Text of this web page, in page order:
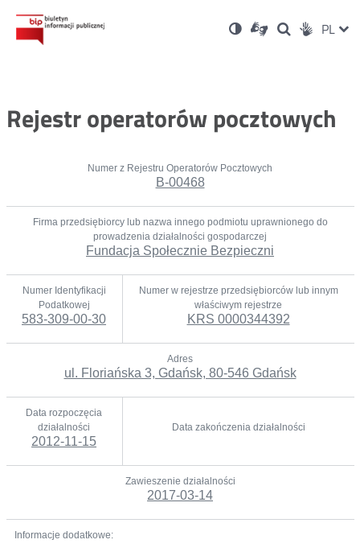
Ustawienia
Wersja
kontrastowa
Dla
niesłyszących
OtwórzOtwórz
w
Otwórz
w
Social PL
Rejestr operatorów pocztowych
Numer z Rejestru Operatorów Pocztowych
B-00468
Firma przedsiębiorcy lub nazwa innego podmiotu uprawnionego do
prowadzenia działalności gospodarczej
Fundacja Społecznie Bezpieczni
Numer Identyfikacji
Podatkowej
583-309-00-30
Numer w rejestrze przedsiębiorców lub innym
właściwym rejestrze
KRS 0000344392
Adres
ul. Floriańska 3, Gdańsk, 80-546 Gdańsk
Data rozpoczęcia
działalności
2012-11-15
Data zakończenia działalności
Zawieszenie działalności
2017-03-14
Informacje dodatkowe: